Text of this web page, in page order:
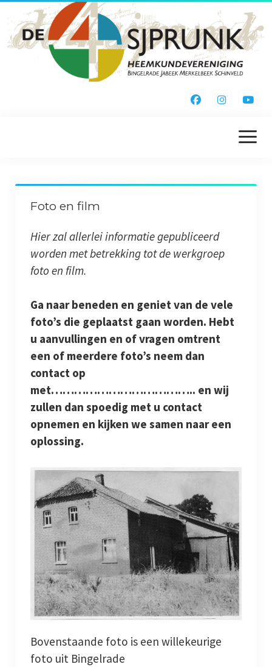
menu
openen
Home
Kieke Noa Vreuger
Inschrijfformulier
Webshop
Jaarboeken
Schinveld
Merkelbeek
Jabeek
Wat publiceerden de kranten over onze kernen
Genealogie
Werkgroepen
Dialect
Catalogus overzicht
Nieuwsarchief
Privacy
Foto en film
Hier zal allerlei informatie gepubliceerd
worden met betrekking tot de werkgroep
foto en film.
Ga naar beneden en geniet van de vele
foto’s die geplaatst gaan worden. Hebt
u aanvullingen en of vragen omtrent
een of meerdere foto’s neem dan
contact op
met……………………………….. en wij
zullen dan spoedig met u contact
opnemen en kijken we samen naar een
oplossing.
Bovenstaande foto is een willekeurige
foto uit Bingelrade